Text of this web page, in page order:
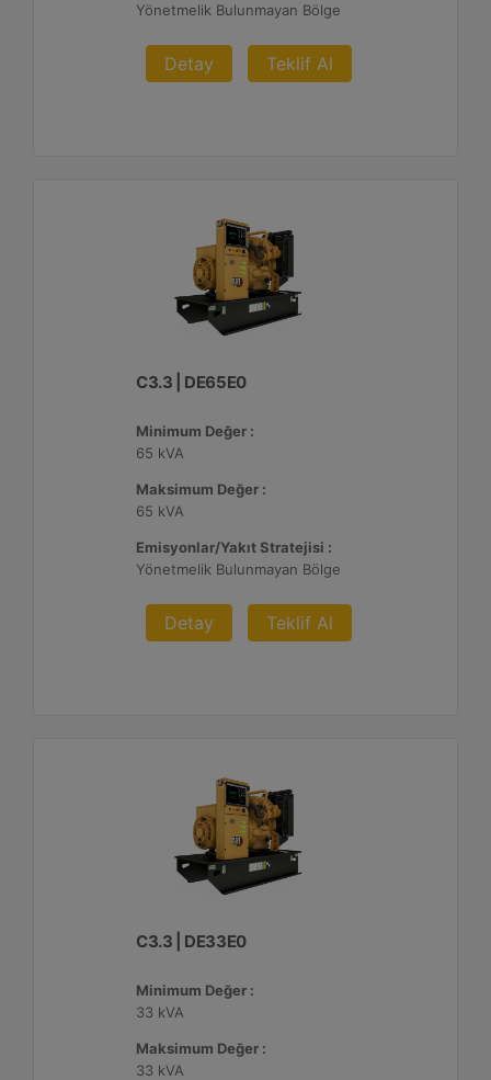
Yönetmelik Bulunmayan Bölge
Detay Teklif Al
C3.3 | DE65E0
Minimum Değer :
65 kVA
Maksimum Değer :
65 kVA
Emisyonlar/Yakıt Stratejisi :
Yönetmelik Bulunmayan Bölge
Detay Teklif Al
C3.3 | DE33E0
Minimum Değer :
33 kVA
Maksimum Değer :
33 kVA